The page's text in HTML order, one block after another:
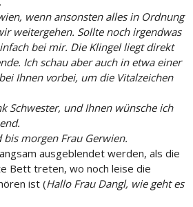
wenn ansonsten alles in Ordnung
weitergehen. Sollte noch irgendwas
bei mir. Die Klingel liegt direkt
Ich schau aber auch in etwa einer
Ihnen vorbei, um die Vitalzeichen
Schwester, und Ihnen wünsche ich
bis morgen Frau Gerwien.
ausgeblendet werden, als die
Bett treten, wo noch leise die
ist (Hallo Frau Dangl, wie geht es